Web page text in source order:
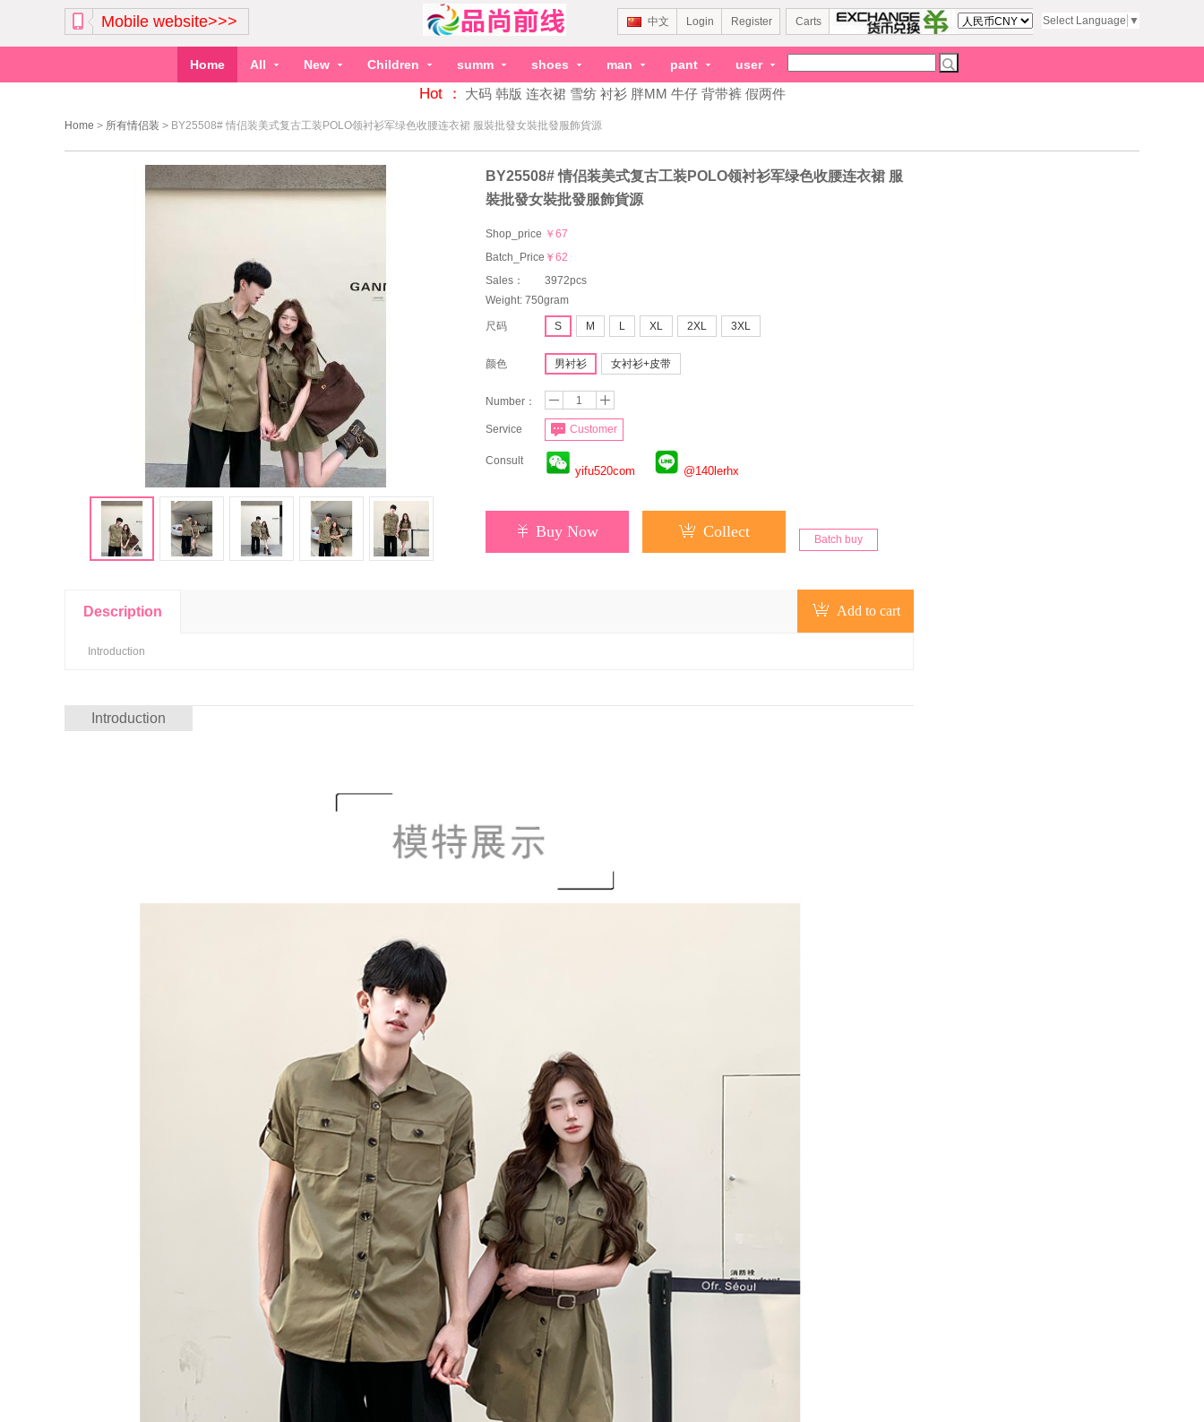
Mobile website>>> Select Language ▼
Carts
中文 Login Register
Home All New Children summ shoes man pant user
Hot ： 大码 韩版 连衣裙 雪纺 衬衫 胖MM 牛仔 背带裤 假两件
Home > 所有情侣装 > BY25508# 情侣装美式复古工装POLO领衬衫军绿色收腰连衣裙 服裝批發女裝批發服飾貨源
BY25508# 情侣装美式复古工装POLO领衬衫军绿色收腰连衣裙 服
裝批發女裝批發服飾貨源
Shop_price ￥67
Batch_Price：￥62
Sales：
3972pcs
Weight: 750gram
尺码 S M L XL 2XL 3XL
颜色 男衬衫 女衬衫+皮带
Number：
Service Customer
Consult
yifu520com @140lerhx
Buy Now Collect Batch buy
Description Add to cart
Introduction
Introduction